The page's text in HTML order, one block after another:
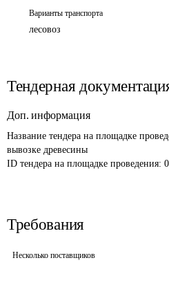
Варианты транспорта
лесовоз
Тендерная
Доп. информация
Название тендера на площадке
вывозке древесины
ID тендера на площадке проведения:
Требования
Несколько поставщиков